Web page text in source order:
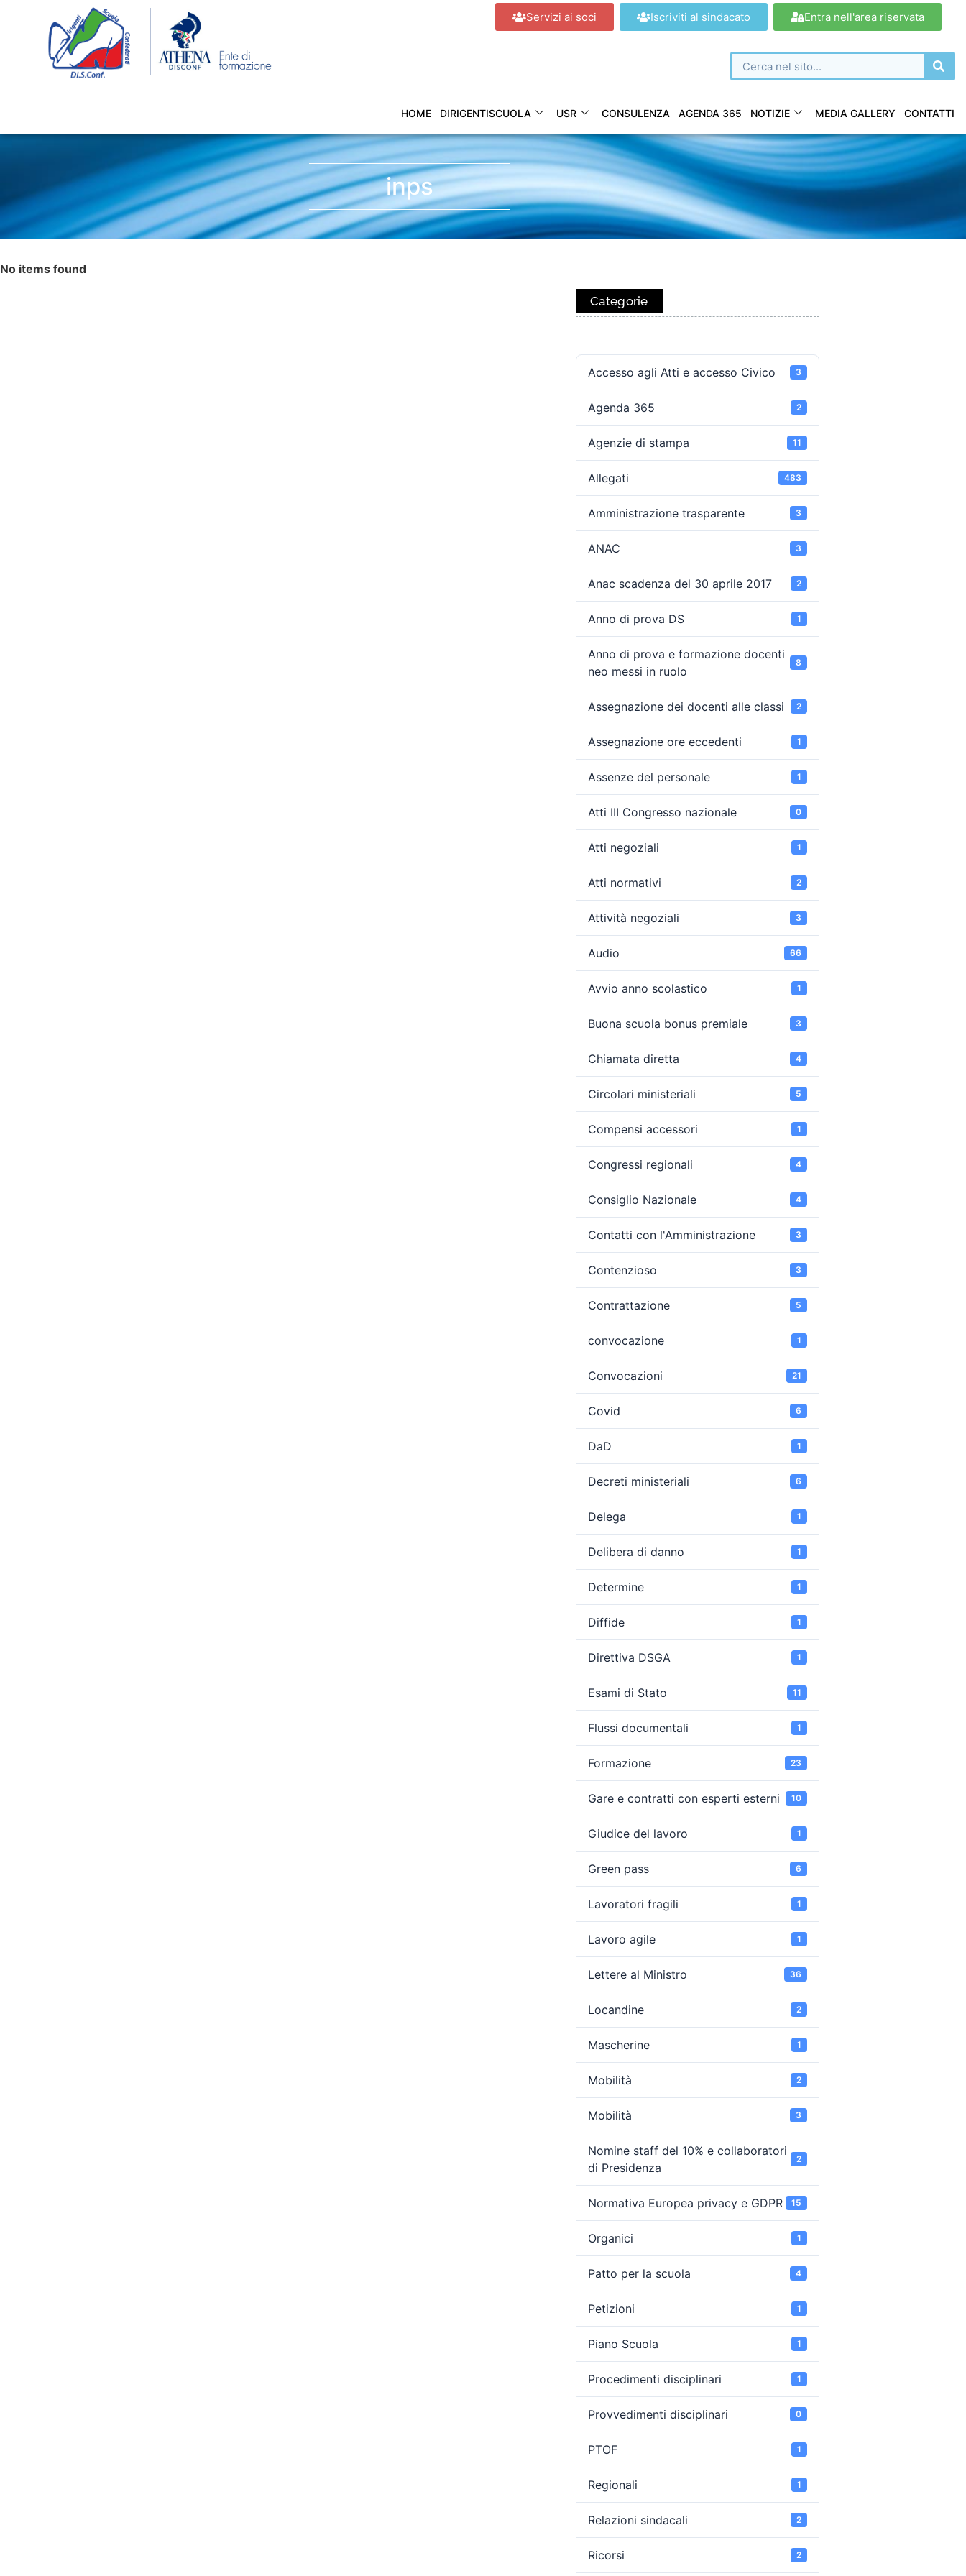
Servizi ai soci Iscriviti al sindacato Entra nell'area riservata
HOME DIRIGENTISCUOLA USR CONSULENZA AGENDA 365 NOTIZIE MEDIA GALLERY CONTATTI
inps
No items found
Categorie
Accesso agli Atti e accesso Civico 3
Agenda 365 2
Agenzie di stampa 11
Allegati 483
Amministrazione trasparente 3
ANAC 3
Anac scadenza del 30 aprile 2017 2
Anno di prova DS 1
Anno di prova e formazione docenti
neo messi in ruolo
8
Assegnazione dei docenti alle classi 2
Assegnazione ore eccedenti 1
Assenze del personale 1
Atti III Congresso nazionale 0
Atti negoziali 1
Atti normativi 2
Attività negoziali 3
Audio 66
Avvio anno scolastico 1
Buona scuola bonus premiale 3
Chiamata diretta 4
Circolari ministeriali 5
Compensi accessori 1
Congressi regionali 4
Consiglio Nazionale 4
Contatti con l'Amministrazione 3
Contenzioso 3
Contrattazione 5
convocazione 1
Convocazioni 21
Covid 6
DaD 1
Decreti ministeriali 6
Delega 1
Delibera di danno 1
Determine 1
Diffide 1
Direttiva DSGA 1
Esami di Stato 11
Flussi documentali 1
Formazione 23
Gare e contratti con esperti esterni 10
Giudice del lavoro 1
Green pass 6
Lavoratori fragili 1
Lavoro agile 1
Lettere al Ministro 36
Locandine 2
Mascherine 1
Mobilità 2
Mobilità 3
Nomine staff del 10% e collaboratori
di Presidenza
2
Normativa Europea privacy e GDPR 15
Organici 1
Patto per la scuola 4
Petizioni 1
Piano Scuola 1
Procedimenti disciplinari 1
Provvedimenti disciplinari 0
PTOF 1
Regionali 1
Relazioni sindacali 2
Ricorsi 2